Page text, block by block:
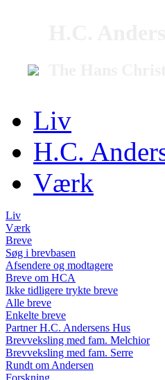
Liv
H.C.
Værk
Liv
Værk
Breve
Søg i brevbasen
Afsendere og modtagere
Breve om HCA
Ikke tidligere trykte breve
Alle breve
Enkelte breve
Partner H.C. Andersens Hus
Brevveksling med fam. Melchior
Brevveksling med fam. Serre
Rundt om Andersen
Forskning